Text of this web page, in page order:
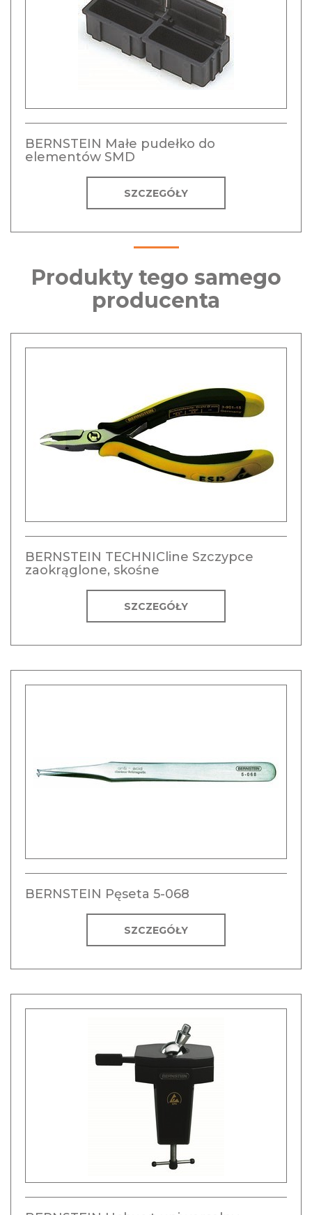
BERNSTEIN Małe pudełko do
elementów SMD
SZCZEGÓŁY
Produkty tego samego
producenta
BERNSTEIN TECHNICline Szczypce
zaokrąglone, skośne
SZCZEGÓŁY
BERNSTEIN Pęseta 5-068
SZCZEGÓŁY